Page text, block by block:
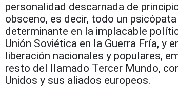
personalidad descarnada de
obsceno, es decir, todo un
determinante en la implacable
Unión Soviética en la Guerra Fría, y
liberación nacionales y populares,
resto del llamado Tercer Mundo,
Unidos y sus aliados europeos.